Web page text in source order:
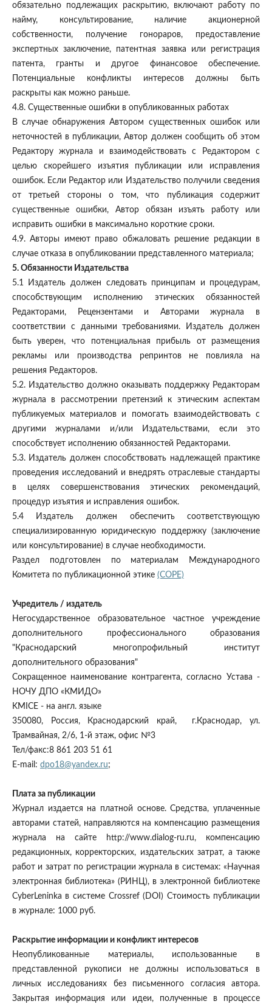
обязательно подлежащих раскрытию, включают работу по
найму, консультирование, наличие акционерной
собственности, получение гонораров, предоставление
экспертных заключение, патентная заявка или регистрация
патента, гранты и другое финансовое обеспечение.
Потенциальные конфликты интересов должны быть
раскрыты как можно раньше.
4.8. Существенные ошибки в опубликованных работах
В случае обнаружения Автором существенных ошибок или
неточностей в публикации, Автор должен сообщить об этом
Редактору журнала и взаимодействовать с Редактором с
целью скорейшего изъятия публикации или исправления
ошибок. Если Редактор или Издательство получили сведения
от третьей стороны о том, что публикация содержит
существенные ошибки, Автор обязан изъять работу или
исправить ошибки в максимально короткие сроки.
4.9. Авторы имеют право обжаловать решение редакции в
случае отказа в опубликовании представленного материала;
5. Обязанности Издательства
5.1 Издатель должен следовать принципам и процедурам,
способствующим исполнению этических обязанностей
Редакторами, Рецензентами и Авторами журнала в
соответствии с данными требованиями. Издатель должен
быть уверен, что потенциальная прибыль от размещения
рекламы или производства репринтов не повлияла на
решения Редакторов.
5.2. Издательство должно оказывать поддержку Редакторам
журнала в рассмотрении претензий к этическим аспектам
публикуемых материалов и помогать взаимодействовать с
другими журналами и/или Издательствами, если это
способствует исполнению обязанностей Редакторами.
5.3. Издатель должен способствовать надлежащей практике
проведения исследований и внедрять отраслевые стандарты
в целях совершенствования этических рекомендаций,
процедур изъятия и исправления ошибок.
5.4 Издатель должен обеспечить соответствующую
специализированную юридическую поддержку (заключение
или консультирование) в случае необходимости.
Раздел подготовлен по материалам Международного
Комитета по публикационной этике (COPE)
Учредитель / издатель
Негосударственное образовательное частное учреждение
дополнительного профессионального образования
"Краснодарский многопрофильный институт
дополнительного образования"
Сокращенное наименование контрагента, согласно Устава -
НОЧУ ДПО «КМИДО»
KMICE - на англ. языке
350080, Россия, Краснодарский край, г.Краснодар, ул.
Трамвайная, 2/6, 1-й этаж, офис №3
Тел/факс:8 861 203 51 61
E-mail: dpo18@yandex.ru;
Плата за публикации
Журнал издается на платной основе. Средства, уплаченные
авторами статей, направляются на компенсацию размещения
журнала на сайте http://www.dialog-ru.ru, компенсацию
редакционных, корректорских, издательских затрат, а также
работ и затрат по регистрации журнала в системах: «Научная
электронная библиотека» (РИНЦ), в электронной библиотеке
СyberLeninka в системе Crossref (DOI) Стоимость публикации
в журнале: 1000 руб.
Раскрытие информации и конфликт интересов
Неопубликованные материалы, использованные в
представленной рукописи не должны использоваться в
личных исследованиях без письменного согласия автора.
Закрытая информация или идеи, полученные в процессе